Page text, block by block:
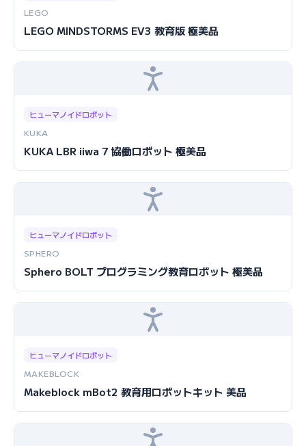
LEGO
LEGO MINDSTORMS EV3 教育版 極美品
ヒューマノイドロボット
KUKA
KUKA LBR iiwa 7 協働ロボット 極美品
ヒューマノイドロボット
SPHERO
Sphero BOLT プログラミング教育ロボット 極美品
ヒューマノイドロボット
MAKEBLOCK
Makeblock mBot2 教育用ロボットキット 美品